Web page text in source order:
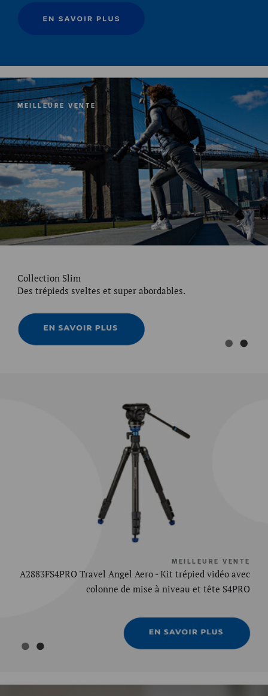
MEILLEURE VENTE
Collection Slim
Des trépieds sveltes et super abordables.
A2883FS4PRO Travel Angel Aero - Kit trépied vidéo avec
colonne de mise à niveau et tête S4PRO
MEILLEURE VENTE